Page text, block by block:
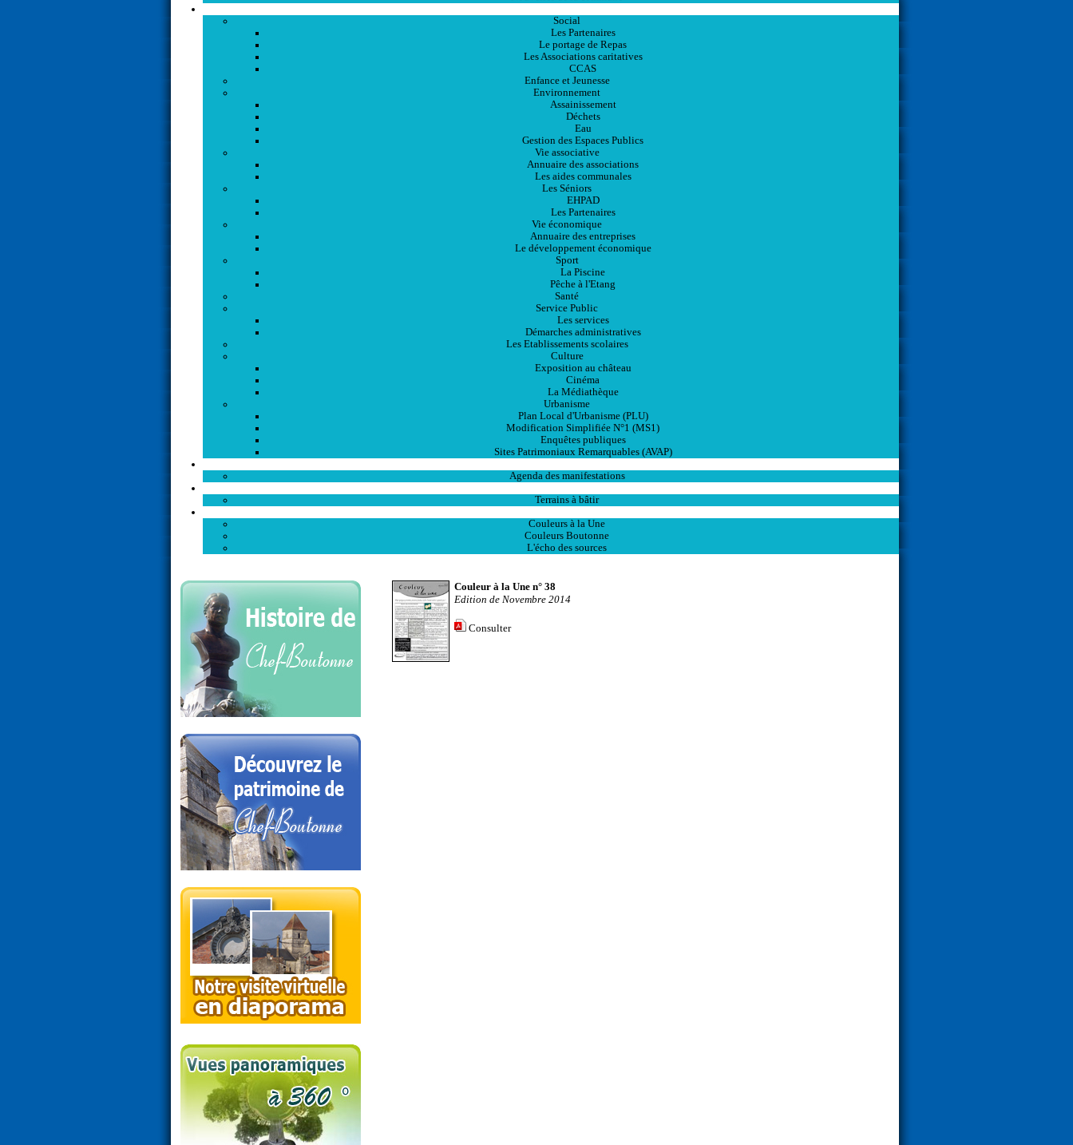
Social
Les Partenaires
Le portage de Repas
Les Associations caritatives
CCAS
Enfance et Jeunesse
Environnement
Assainissement
Déchets
Eau
Gestion des Espaces Publics
Vie associative
Annuaire des associations
Les aides communales
Les Séniors
EHPAD
Les Partenaires
Vie économique
Annuaire des entreprises
Le développement économique
Sport
La Piscine
Pêche à l'Etang
Santé
Service Public
Les services
Démarches administratives
Les Etablissements scolaires
Culture
Exposition au château
Cinéma
La Médiathèque
Urbanisme
Plan Local d'Urbanisme (PLU)
Modification Simplifiée N°1 (MS1)
Enquêtes publiques
Sites Patrimoniaux Remarquables (AVAP)
Agenda des manifestations
Terrains à bâtir
Couleurs à la Une
Couleurs Boutonne
L'écho des sources
Couleur à la Une n° 38
Edition de Novembre 2014
Consulter